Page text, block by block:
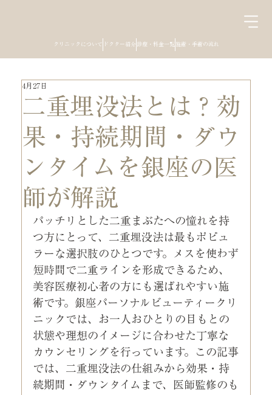
クリニックについて ドクター紹介 診療・料金一覧 施術・手術の流れ
二重埋没法とは？効
果・持続期間・ダウ
ンタイムを銀座の医
師が解説
4月27日
パッチリとした二重まぶたへの憧れを持
つ方にとって、二重埋没法は最もポピュ
ラーな選択肢のひとつです。メスを使わず
短時間で二重ラインを形成できるため、
美容医療初心者の方にも選ばれやすい施
術です。銀座パーソナルビューティークリ
ニックでは、お一人おひとりの目もとの
状態や理想のイメージに合わせた丁寧な
カウンセリングを行っています。この記事
では、二重埋没法の仕組みから効果・持
続期間・ダウンタイムまで、医師監修のも